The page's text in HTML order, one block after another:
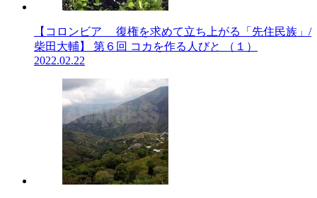
【コロンビア 復権を求めて立ち上がる「先住民族」/
柴田大輔】 第６回 コカを作る人びと （１）
2022.02.22